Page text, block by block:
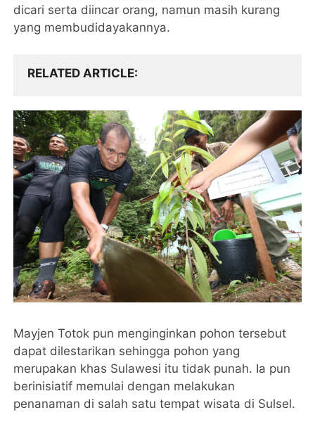
dicari serta diincar orang, namun masih kurang
yang membudidayakannya.
RELATED ARTICLE
Mayjen Totok pun menginginkan pohon tersebut
dapat dilestarikan sehingga pohon yang
merupakan khas Sulawesi itu tidak punah. Ia pun
berinisiatif memulai dengan melakukan
penanaman di salah satu tempat wisata di Sulsel.